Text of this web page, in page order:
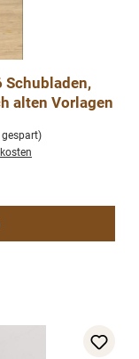
Schubladen,
alten Vorlagen
gespart)